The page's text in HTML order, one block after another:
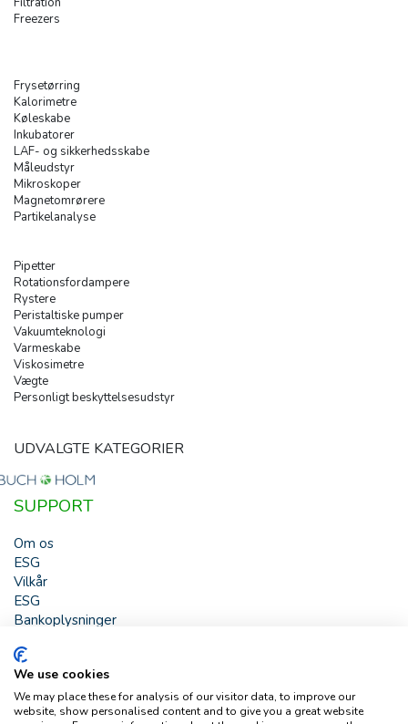
Freezers
Frysetørring
Kalorimetre
Køleskabe
Inkubatorer
LAF- og sikkerhedsskabe
Måleudstyr
Mikroskoper
Magnetomrørere
Partikelanalyse
Pipetter
Rotationsfordampere
Rystere
Peristaltiske pumper
Vakuumteknologi
Varmeskabe
Viskosimetre
Vægte
Personligt beskyttelsesudstyr
UDVALGTE KATEGORIER
SUPPORT
Om os
ESG
Vilkår
ESG
Bankoplysninger
HJÆLP
Buch & Holm A/S - Marielundvej 39 - DK-2730 Herlev -
Tlf. +45 44 54 00 00 - e-mail:b-h@buch-holm.dk- CVR-nr.:
We use cookies
We may place these for analysis of our visitor data, to improve our
website, show personalised content and to give you a great website